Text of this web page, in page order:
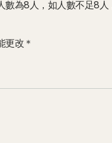
數為8人，如人數不足8
更改＊